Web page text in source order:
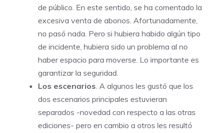
de público. En este sentido, se ha comentado la
excesiva venta de abonos. Afortunadamente,
no pasó nada. Pero si hubiera habido algún tipo
de incidente, hubiera sido un problema al no
haber espacio para moverse. Lo importante es
garantizar la seguridad.
Los escenarios. A algunos les gustó que los
dos escenarios principales estuvieran
separados -novedad con respecto a las otras
ediciones- pero en cambio a otros les resultó